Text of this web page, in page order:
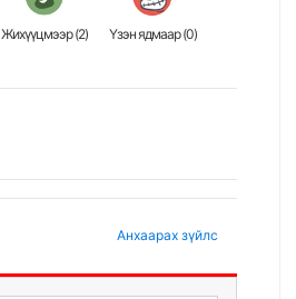
Жихүүцмээр (2) Үзэн ядмаар (0)
Анхаарах зүйлс